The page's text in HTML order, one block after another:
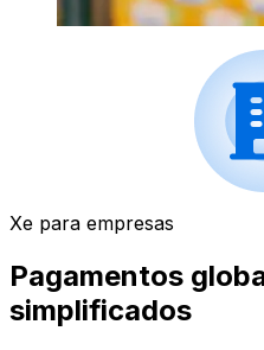
Xe para empresas
Pagamentos
simplificados